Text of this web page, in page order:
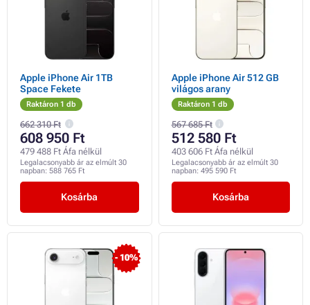
Apple iPhone Air 1TB
Space Fekete
Raktáron 1 db
662 310 Ft
608 950 Ft
479 488 Ft Áfa nélkül
Legalacsonyabb ár az elmúlt 30
napban: 588 765 Ft
Kosárba
Apple iPhone Air 512 GB
világos arany
Raktáron 1 db
567 685 Ft
512 580 Ft
403 606 Ft Áfa nélkül
Legalacsonyabb ár az elmúlt 30
napban: 495 590 Ft
Kosárba
- 10%